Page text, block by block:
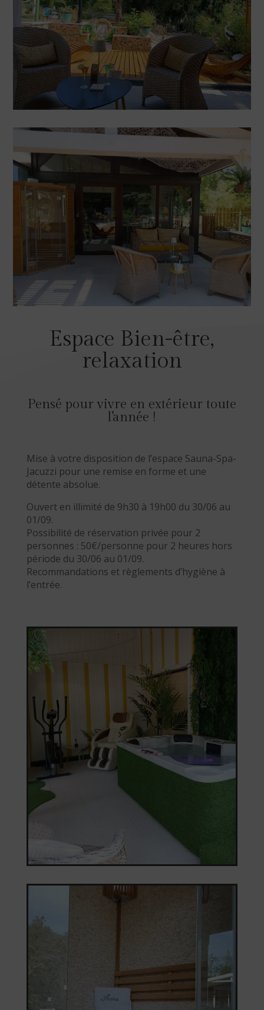
Espace Bien-être,
relaxation
Pensé pour vivre en extérieur toute
l’année !
Mise à votre disposition de l’espace Sauna-Spa-
Jacuzzi pour une remise en forme et une
détente absolue.
Ouvert en illimité de 9h30 à 19h00 du 30/06 au
01/09.
Possibilité de réservation privée pour 2
personnes : 50€/personne pour 2 heures hors
période du 30/06 au 01/09.
Recommandations et règlements d’hygiène à
l’entrée.